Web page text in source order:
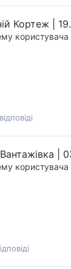
Кортеж |
користувача
|
користувача